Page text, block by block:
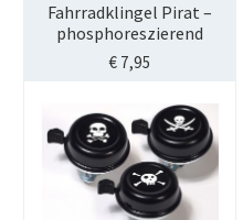
Fahrradklingel Pirat –
phosphoreszierend
€ 7,95